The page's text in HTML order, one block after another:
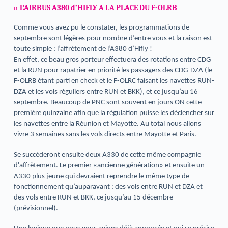
n L’AIRBUS A380 d’HIFLY A LA PLACE DU F-OLRB
Comme vous avez pu le constater, les programmations de
septembre sont légères pour nombre d’entre vous et la raison est
toute simple : l’affrètement de l’A380 d’Hifly !
En effet, ce beau gros porteur effectuera des rotations entre CDG
et la RUN pour rapatrier en priorité les passagers des CDG-DZA (le
F-OLRB étant parti en check et le F-OLRC faisant les navettes RUN-
DZA et les vols réguliers entre RUN et BKK), et ce jusqu’au 16
septembre. Beaucoup de PNC sont souvent en jours ON cette
première quinzaine afin que la régulation puisse les déclencher sur
les navettes entre la Réunion et Mayotte. Au total nous allons
vivre 3 semaines sans les vols directs entre Mayotte et Paris.
Se succèderont ensuite deux A330 de cette même compagnie
d'affrètement. Le premier «ancienne génération» et ensuite un
A330 plus jeune qui devraient reprendre le même type de
fonctionnement qu’auparavant : des vols entre RUN et DZA et
des vols entre RUN et BKK, ce jusqu’au 15 décembre
(prévisionnel).